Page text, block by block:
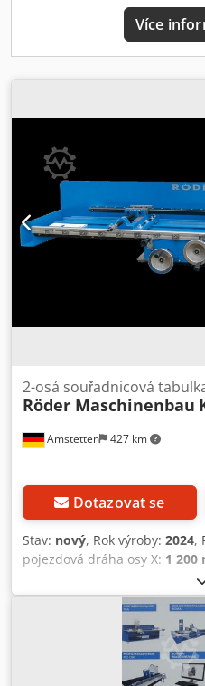
Převodovka: dvoustupňový
převodových stupňů navíc
pneumatickým frekvenčním
na stlačený vzduch/napájení
kapaliny, hadice k trysce
článková tryska G1/8" s
trysky z hliníku Volitelné za
závitů stlačeným vzduchem
3000/6000, pneumatické, s
400 ot/min pracovní rozsah:
rychlovýměnných držáků M4,
lineárního vedení,
údržbové jednotky Mezitímní
Více
Amstetten 427 km
2-osá souřadnicová
Röder Maschinenbau
Dotazovat se
Stav: nový, Rok výroby: 2024,
pojezdová dráha osy X: 1 200
,
souřadnicový stůl KT1200
pilířovými vrtačkami - lze
značkami pilířových vrtaček
které jsou součástí dodávky.
mm osa y 160 mm S KT1200